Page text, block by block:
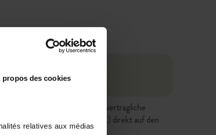
propos des cookies
relatives aux médias
Antworten haben keine vertragliche
Verkaufsbedingungen, etc.) direkt auf den